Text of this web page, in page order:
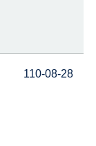
110-08-28